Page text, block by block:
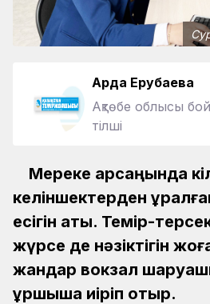
Ардақ Ерубаева
Ақтөбе облысы
тілші
Мереке қарсаңында
келіншектерден
есігін қақтық. Темір-
жүрсе де нәзіктігін
жандар вокзал
ұршықша иіріп отыр.